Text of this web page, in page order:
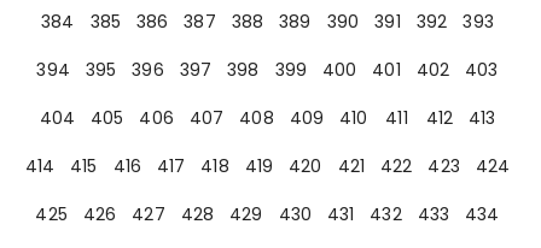
384
385 386 387 388 389 390 391 392
393
394
395 396 397 398 399 400 401 402
403
404
405 406 407 408 409 410 411 412
413
414
415 416 417 418 419 420 421 422 423
424
425
426 427 428 429 430 431 432 433
434